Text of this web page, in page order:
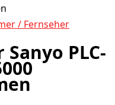
/ Fernseher
Sanyo PLC-